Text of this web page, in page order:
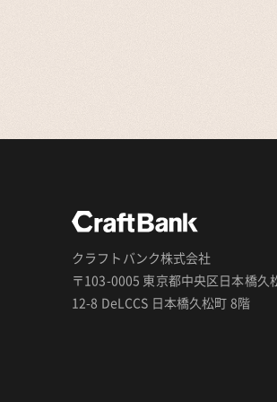
クラフトバンク株式会社
〒103-0005 東京都中央区日本橋久
12-8 DeLCCS 日本橋久松町 8階